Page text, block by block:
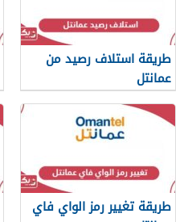
طريقة استلاف رصيد من
عمانتل
طريقة تغيير رمز الواي فاي